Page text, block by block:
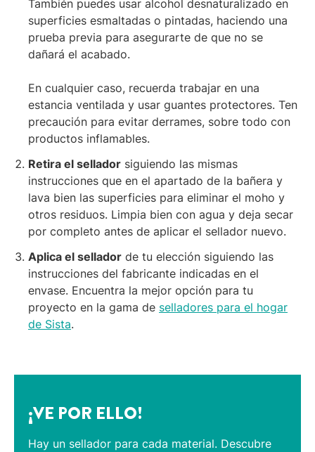
También puedes usar alcohol desnaturalizado en
superficies esmaltadas o pintadas, haciendo una
prueba previa para asegurarte de que no se
dañará el acabado.
En cualquier caso, recuerda trabajar en una
estancia ventilada y usar guantes protectores. Ten
precaución para evitar derrames, sobre todo con
productos inflamables.
Retira el sellador siguiendo las mismas
instrucciones que en el apartado de la bañera y
lava bien las superficies para eliminar el moho y
otros residuos. Limpia bien con agua y deja secar
por completo antes de aplicar el sellador nuevo.
Aplica el sellador de tu elección siguiendo las
instrucciones del fabricante indicadas en el
envase. Encuentra la mejor opción para tu
proyecto en la gama de selladores para el hogar
de Sista.
¡VE POR ELLO!
Hay un sellador para cada material. Descubre